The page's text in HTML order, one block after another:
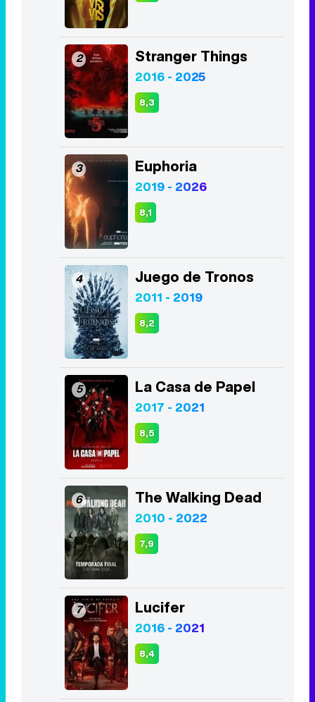
2 Stranger Things
2016 - 2025
8,3
3 Euphoria
2019 - 2026
8,1
4 Juego de Tronos
2011 - 2019
8,2
5 La Casa de Papel
2017 - 2021
8,5
6 The Walking Dead
2010 - 2022
7,9
7 Lucifer
2016 - 2021
8,4